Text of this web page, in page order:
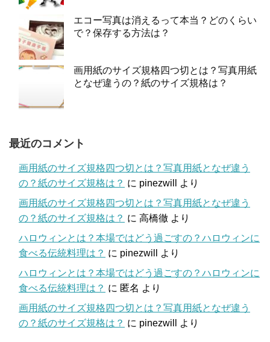
エコー写真は消えるって本当？どのくらい
で？保存する方法は？
画用紙のサイズ規格四つ切とは？写真用紙
となぜ違うの？紙のサイズ規格は？
最近のコメント
画用紙のサイズ規格四つ切とは？写真用紙となぜ違う
の？紙のサイズ規格は？ に pinezwill
より
画用紙のサイズ規格四つ切とは？写真用紙となぜ違う
の？紙のサイズ規格は？ に 高橋徹 より
ハロウィンとは？本場ではどう過ごすの？ハロウィンに
食べる伝統料理は？ に pinezwill
より
ハロウィンとは？本場ではどう過ごすの？ハロウィンに
食べる伝統料理は？ に 匿名 より
画用紙のサイズ規格四つ切とは？写真用紙となぜ違う
の？紙のサイズ規格は？ に pinezwill より